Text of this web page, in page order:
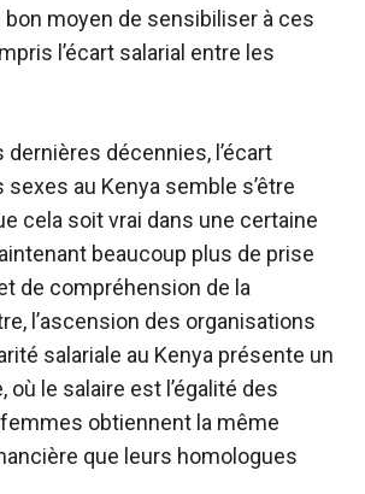
moyen de sensibiliser à ces
l’écart salarial entre les
décennies, l’écart
sexes au Kenya semble s’être
cela soit vrai dans une certaine
beaucoup plus de prise
de compréhension de la
l’ascension des organisations
salariale au Kenya présente un
où le salaire est l’égalité des
obtiennent la même
que leurs homologues